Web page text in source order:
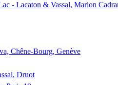
- Lacaton & Vassal, Marion
Chêne-Bourg, Genève
Druot